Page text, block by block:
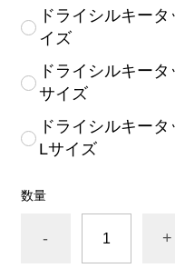
ドライシルキー
イズ
ドライシルキー
サイズ
ドライシルキー
Lサイズ
数量
- +